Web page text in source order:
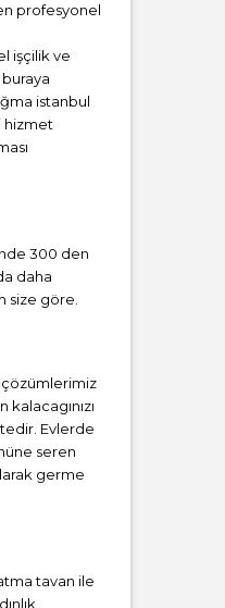
profesyonel
işçilik ve
istanbul
hizmet
300 den
daha
size göre.
çözümlerimiz
Evlerde
seren
germe
tavan ile